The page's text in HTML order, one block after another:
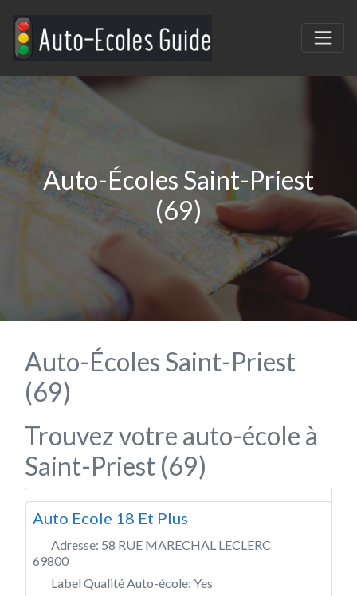
Auto-Écoles Saint-Priest
(69)
Auto-Écoles Saint-Priest
(69)
Trouvez votre auto-école à
Saint-Priest (69)
Auto Ecole 18 Et Plus
Adresse: 58 RUE MARECHAL LECLERC
69800
Label Qualité Auto-école: Yes